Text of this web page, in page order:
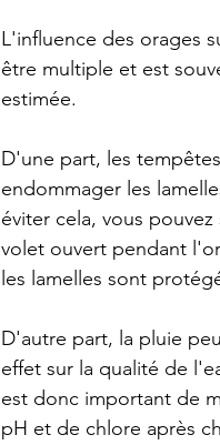
L'influence des orages
être multiple et est
estimée.
D'une part, les
endommager les
éviter cela, vous
volet ouvert pendant
les lamelles sont
D'autre part, la pluie
effet sur la qualité de
est donc important de
pH et de chlore après